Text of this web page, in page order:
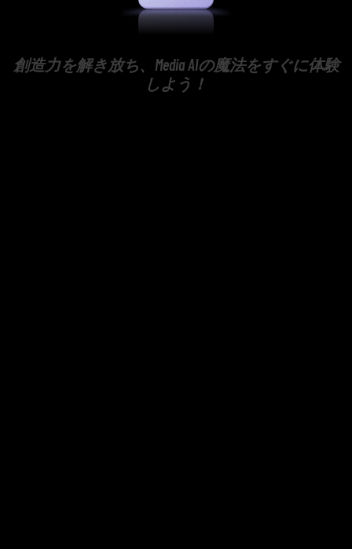
創造力を解き放ち、Media AIの魔法をすぐに体験
しよう！